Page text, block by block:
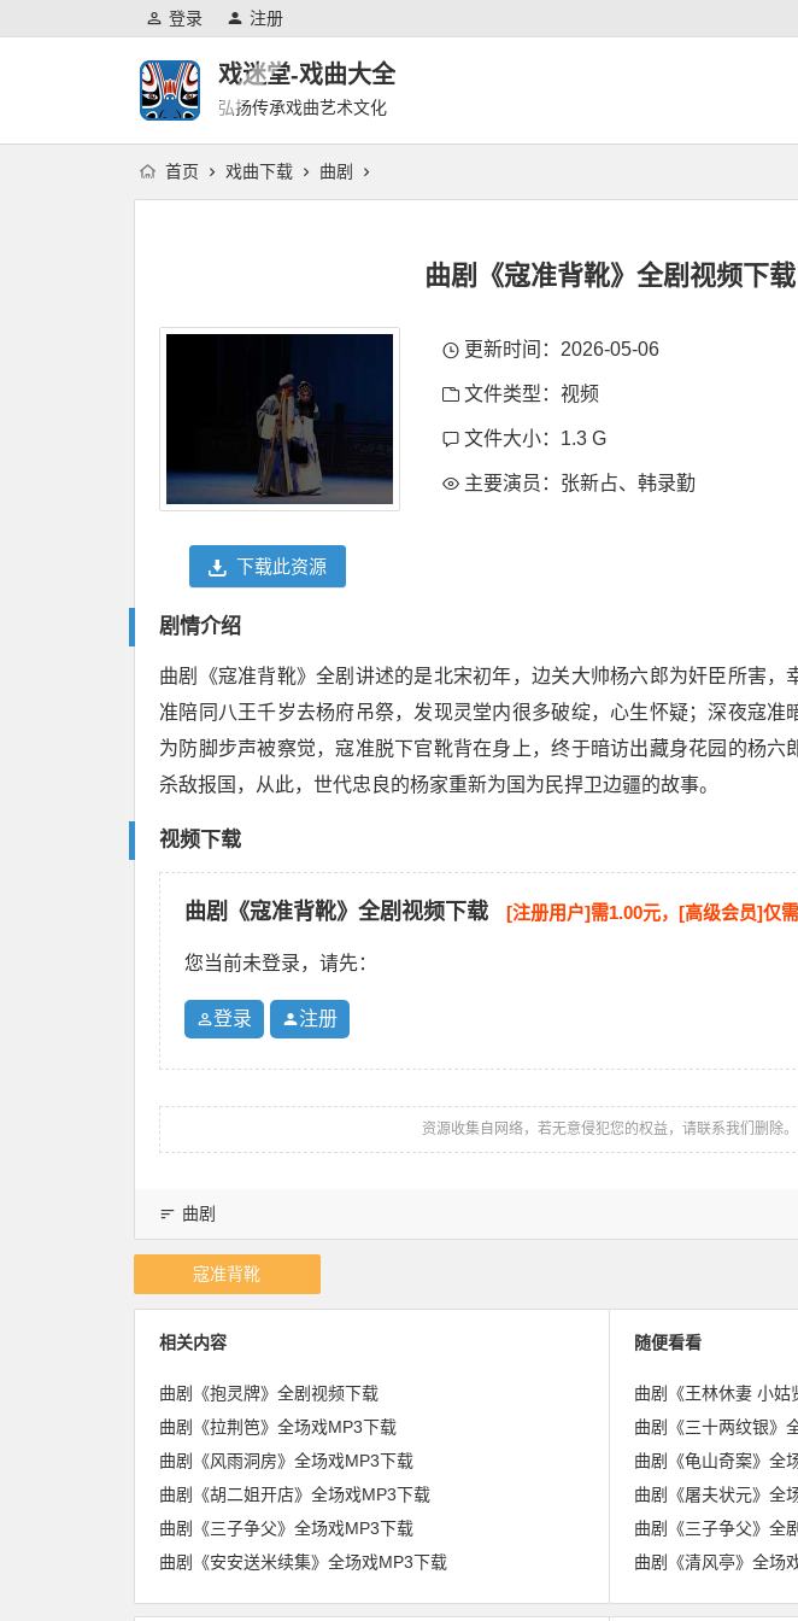
登录 注册
戏迷堂-戏曲大全
弘扬传承戏曲艺术文化
首页 戏曲下载 曲剧
曲剧《寇准背靴》全剧视频下载
更新时间：2026-05-06
文件类型：视频
文件大小：1.3 G
主要演员：张新占、韩录勤
下载此资源
剧情介绍
曲剧《寇准背靴》全剧讲述的是北宋初年，边关大帅杨六郎为奸臣所害，
准陪同八王千岁去杨府吊祭，发现灵堂内很多破绽，心生怀疑；深夜寇准
为防脚步声被察觉，寇准脱下官靴背在身上，终于暗访出藏身花园的杨六
杀敌报国，从此，世代忠良的杨家重新为国为民捍卫边疆的故事。
视频下载
曲剧《寇准背靴》全剧视频下载 [注册用户]需1.00元，[高级会员]仅
您当前未登录，请先：
登录 注册
资源收集自网络，若无意侵犯您的权益，请联系我们删除。
曲剧
寇准背靴
相关内容
曲剧《抱灵牌》全剧视频下载
曲剧《拉荆笆》全场戏MP3下载
曲剧《风雨洞房》全场戏MP3下载
曲剧《胡二姐开店》全场戏MP3下载
曲剧《三子争父》全场戏MP3下载
曲剧《安安送米续集》全场戏MP3下载
随便看看
曲剧《王林休妻 小姑
曲剧《三十两纹银》
曲剧《龟山奇案》全
曲剧《屠夫状元》全
曲剧《三子争父》全
曲剧《清风亭》全场